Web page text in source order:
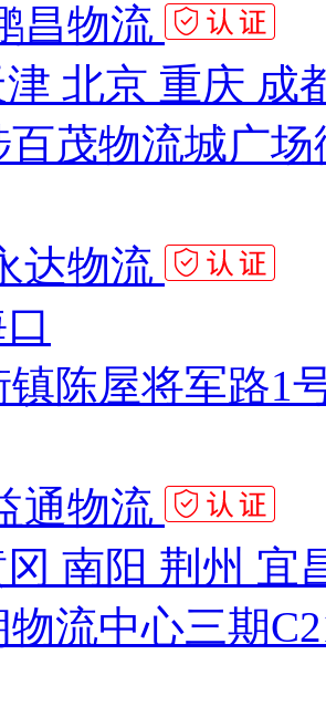
昌物流
津 北京 重庆 成
茂物流城广
达物流
陈屋将军路1
通物流
南阳 荆州 宜
流中心三期